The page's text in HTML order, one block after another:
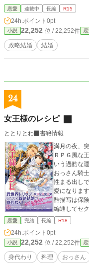
恋愛 連載中 長編 R15
24h.ポイント 0pt
小説 22,252 位 / 22,252件
政略結婚 結婚
24
女王様のレシピ
ととりとわ
書籍情報
満月の夜、
ＲＰＧ風な
いう過酷な
おっさん騎
性まる出し
愛になりま
酷描写は保
編通してセ
現在番外編
恋愛 完結 長編 R18
24h.ポイント 0pt
小説 22,252 位 / 22,252件
身代わり 料理 おっさん